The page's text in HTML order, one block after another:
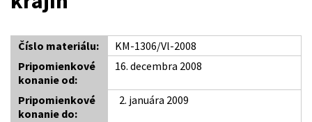
Číslo materiálu:
KM-1306/Vl-2008
Pripomienkové
konanie od:
16. decembra 2008
Pripomienkové
konanie do:
2. januára 2009